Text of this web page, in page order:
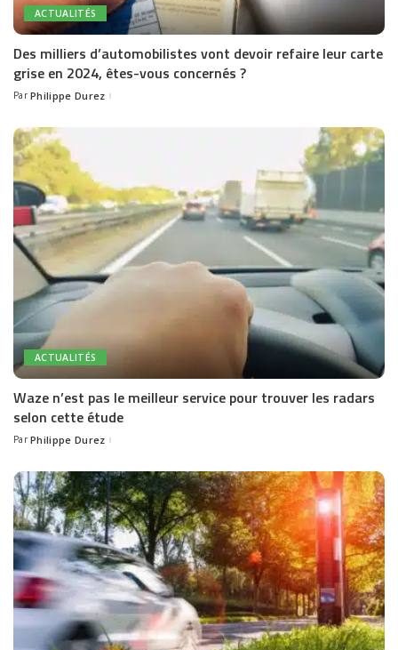
ACTUALITÉS
Des milliers d’automobilistes vont devoir refaire leur carte
grise en 2024, êtes-vous concernés ?
Posted
Par Philippe Durez
ACTUALITÉS
Waze n’est pas le meilleur service pour trouver les radars
selon cette étude
Posted
Par Philippe Durez